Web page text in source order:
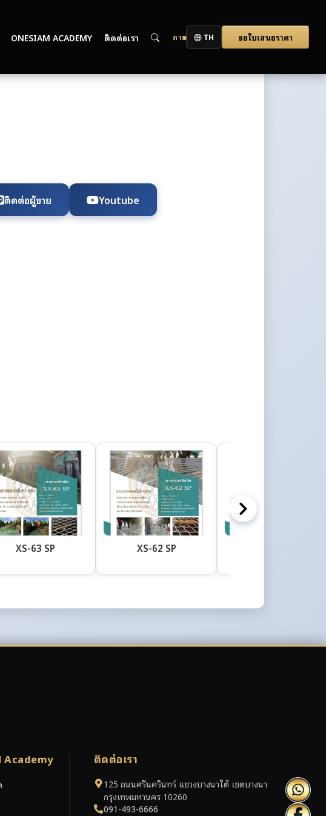
ONESIAM ACADEMY ติดต่อเรา ภาษา TH ขอใบเสนอราคา
ติดต่อผู้ขาย Youtube
XS-63 SP XS-62 SP
Academy ติดต่อเรา
125 ถนนศรีนครินทร์ แขวงบางนาใต้ เขตบางนา
กรุงเทพมหานคร 10260
091-493-6666